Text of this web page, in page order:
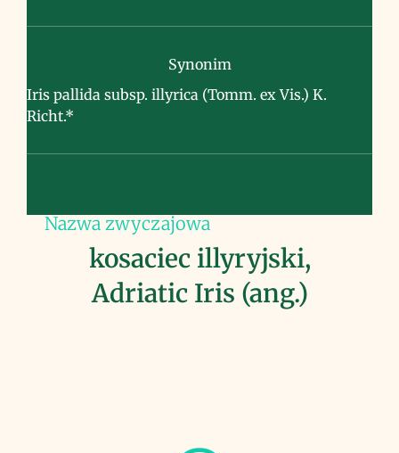
Synonim
Iris pallida subsp. illyrica (Tomm. ex Vis.) K.
Richt.*
Nazwa zwyczajowa
kosaciec illyryjski,
Adriatic Iris (ang.)